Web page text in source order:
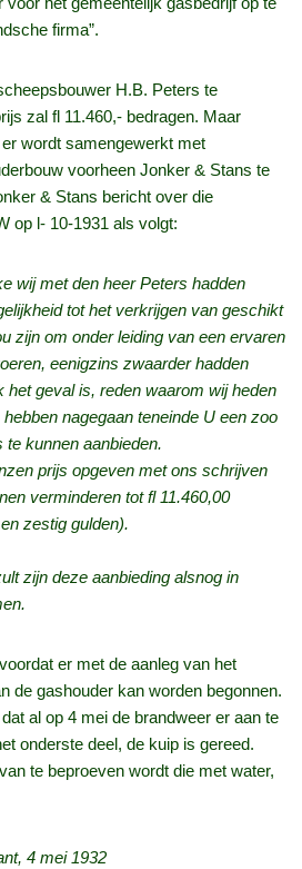
firma”.
H.B. Peters te
zal fl 11.460,- bedragen. Maar
wordt samengewerkt met
voorheen Jonker & Stans te
& Stans bericht over die
op l- 10-1931 als volgt:
wij met den heer Peters hadden
tot het verkrijgen van geschikt
zijn om onder leiding van een ervaren
eenigzins zwaarder hadden
het geval is, reden waarom wij heden
nagegaan teneinde U een zoo
te kunnen aanbieden.
prijs opgeven met ons schrijven
verminderen tot fl 11.460,00
zestig gulden).
zijn deze aanbieding alsnog in
er met de aanleg van het
de gashouder kan worden begonnen.
al op 4 mei de brandweer er aan te
onderste deel, de kuip is gereed.
te beproeven wordt die met water,
4 mei 1932